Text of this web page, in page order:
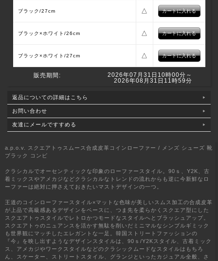
ブラック/27cm △
ブラック×ホワイト/26cm △
ブラック×ホワイト/27cm △
販売期間:
2026年07月31日10時00分～
2026年08月31日11時59分
返品についての詳細はこちら
お問い合わせ
友達にメールですすめる
a.p.o.v. スクエアトゥスムース合成皮革コインローファー / メンズ シューズ 靴
ブラック コンビ
クラシカルでオーセンティックな印象のローファースタイル。90ｓ、Y2K、古
着ミックスやアメカジなどクラシカルなトレンドの流れからも逆に今新鮮なロ
ーファーは絶対に押さえておきたいマストデザインの一つ。
王道のコインローファースタイル×マットな色味が美しいスムス加工の合成皮革
が上品で高級感あるデザインをベースに、つま先を柔らかくスクエア型にした
スクエアトゥスタイルでレトロかつモードなスタイルへとブラッシュアップ。
スクエアトゥのニュアンスを活かす無駄を削いだミニマルなシンプルギミック
も世界観にマッチしたエレガントな一足。韓国ストリートファッションの
『今』を映し出すようなデザインスタイルは、90ｓ/Y2Kスタイル、古着ミック
ス、アメカジやワークスタイルなどのクラシックムードなスタイルはもちろ
ん、スケーター、ストリートスタイル、グランジといったカジュアル全般、さ